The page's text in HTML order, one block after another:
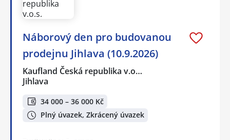
Náborový den pro budovanou
prodejnu Jihlava (10.9.2026)
Kaufland Česká republika v.o…
Jihlava
34 000 – 36 000 Kč
Plný úvazek, Zkrácený úvazek